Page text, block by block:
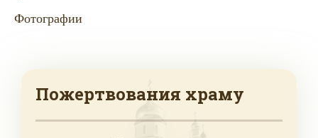
Фотографии
Пожертвования храму